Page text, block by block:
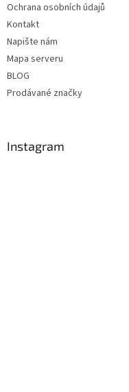
Ochrana osobních údajů
Kontakt
Napište nám
Mapa serveru
BLOG
Prodávané značky
Instagram